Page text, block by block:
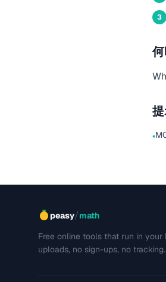
3
•
peasy/math
Free online tools that run in your
uploads, no sign-ups, no tracking.